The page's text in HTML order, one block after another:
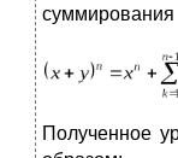
суммирования
Полученное